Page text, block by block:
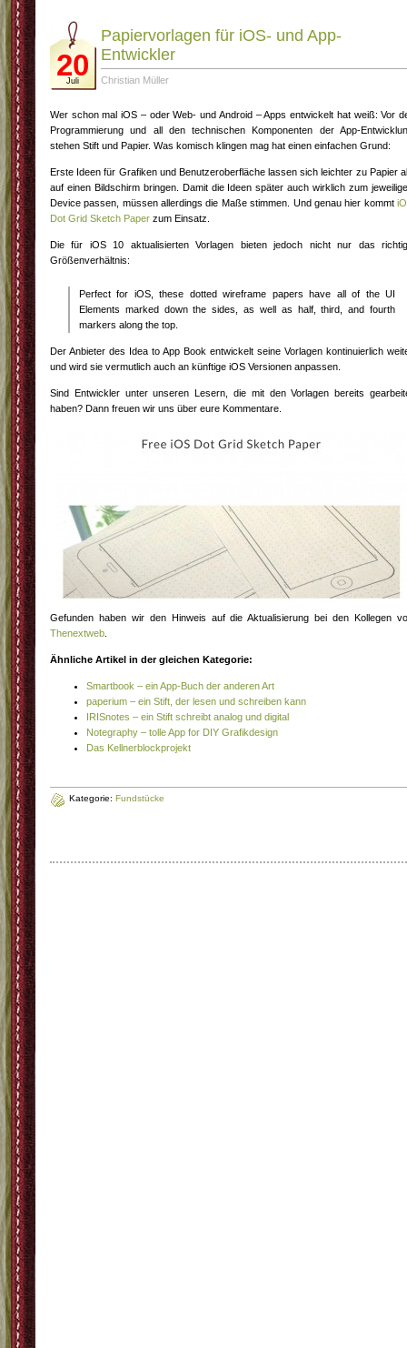
20
Juli
Papiervorlagen für iOS- und App-
Entwickler
Christian Müller
Wer schon mal iOS – oder Web- und Android – Apps entwickelt hat weiß: Vor
Programmierung und all den technischen Komponenten der App-
stehen Stift und Papier. Was komisch klingen mag hat einen einfachen Grund:
Erste Ideen für Grafiken und Benutzeroberfläche lassen sich leichter zu Papier
auf einen Bildschirm bringen. Damit die Ideen später auch wirklich zum
Device passen, müssen allerdings die Maße stimmen. Und genau hier kommt
Dot Grid Sketch Paper zum Einsatz.
Die für iOS 10 aktualisierten Vorlagen bieten jedoch nicht nur das
Größenverhältnis:
Perfect for iOS, these dotted wireframe papers have all of the UI
Elements marked down the sides, as well as half, third, and fourth
markers along the top.
Der Anbieter des Idea to App Book entwickelt seine Vorlagen kontinuierlich
und wird sie vermutlich auch an künftige iOS Versionen anpassen.
Sind Entwickler unter unseren Lesern, die mit den Vorlagen bereits
haben? Dann freuen wir uns über eure Kommentare.
Gefunden haben wir den Hinweis auf die Aktualisierung bei den Kollegen
Thenextweb
Ähnliche Artikel in der gleichen Kategorie:
Smartbook – ein App-Buch der anderen Art
paperium – ein Stift, der lesen und schreiben kann
IRISnotes – ein Stift schreibt analog und digital
Notegraphy – tolle App for DIY Grafikdesign
Das Kellnerblockprojekt
Kategorie: Fundstücke